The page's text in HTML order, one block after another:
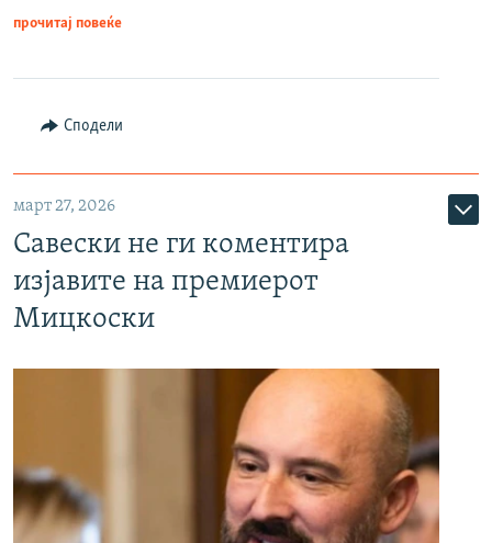
прочитај повеќе
Сподели
март 27, 2026
Савески не ги коментира
изјавите на премиерот
Мицкоски